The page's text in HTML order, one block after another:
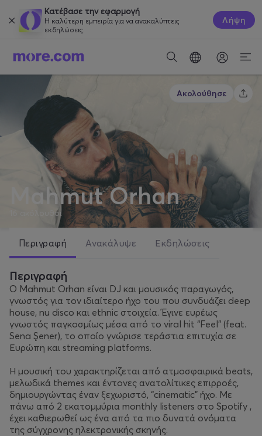
Κατέβασε την εφαρμογή
Η καλύτερη εμπειρία για να ανακαλύπτεις
εκδηλώσεις.
Λήψη
Mahmut Orhan
ακόλουθοι
Ακολούθησε
Περιγραφή Ανακάλυψε Εκδηλώσεις
Περιγραφή
Ο Mahmut Orhan είναι DJ και μουσικός παραγωγός,
γνωστός για τον ιδιαίτερο ήχο του που συνδυάζει deep
house, nu disco και ethnic στοιχεία. Έγινε ευρέως
γνωστός παγκοσμίως μέσα από το viral hit “Feel” (feat.
Sena Şener), το οποίο γνώρισε τεράστια επιτυχία σε
Ευρώπη και streaming platforms.
Η μουσική του χαρακτηρίζεται από ατμοσφαιρικά beats,
μελωδικά themes και έντονες ανατολίτικες επιρροές,
δημιουργώντας έναν ξεχωριστό, “cinematic” ήχο. Με
πάνω από 2 εκατομμύρια monthly listeners στο Spotify ,
έχει καθιερωθεί ως ένα από τα πιο δυνατά ονόματα
της σύγχρονης ηλεκτρονικής σκηνής.